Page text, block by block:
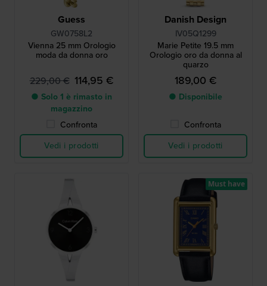
Guess
GW0758L2
Vienna 25 mm Orologio
moda da donna oro
229,00 € 114,95 €
● Solo 1 è rimasto in
magazzino
Confronta
Vedi i prodotti
Danish Design
IV05Q1299
Marie Petite 19.5 mm
Orologio oro da donna al
quarzo
189,00 €
● Disponibile
Confronta
Vedi i prodotti
Must have